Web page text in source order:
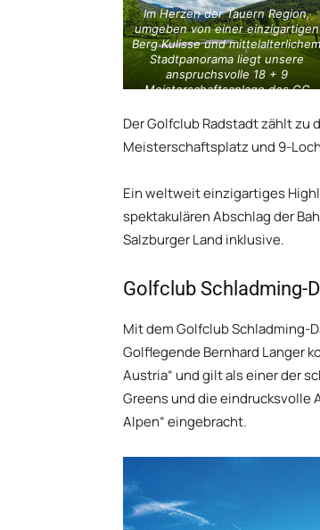
Im Herzen der Tauern Region,
umgeben von einer einzigartigen
Berg Kulisse und mittelalterlichem
Stadtpanorama liegt unsere
anspruchsvolle 18 + 9
Meisterschaftsanlage des GC
Der Golfclub Radstadt zählt
Meisterschaftsplatz und 9-
Ein weltweit einzigartiges
spektakulären Abschlag der
Salzburger Land inklusive.
Golfclub Schladming-
Mit dem Golfclub Schladming-
Golflegende Bernhard Langer
Austria“ und gilt als einer der
Greens und die eindrucksvolle
Alpen“ eingebracht.